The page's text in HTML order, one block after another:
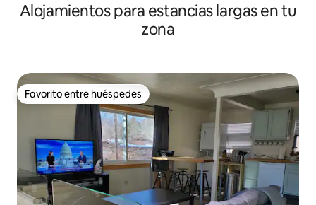
Alojamientos para estancias largas en tu
zona
Favorito entre huéspedes
Favorito entre huéspedes